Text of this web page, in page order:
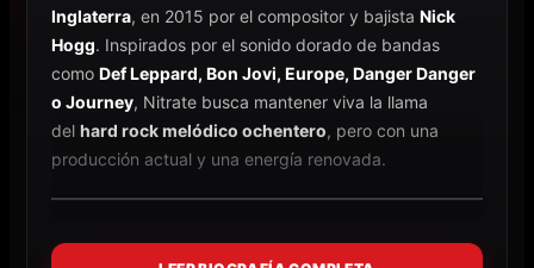
Inglaterra, en 2015 por el compositor y bajista Nick
Hogg. Inspirados por el sonido dorado de bandas
como Def Leppard, Bon Jovi, Europe, Danger Danger
o Journey, Nitrate busca mantener viva la llama
del hard rock melódico ochentero, pero con una
producción actual y una energía renovada.
🔥